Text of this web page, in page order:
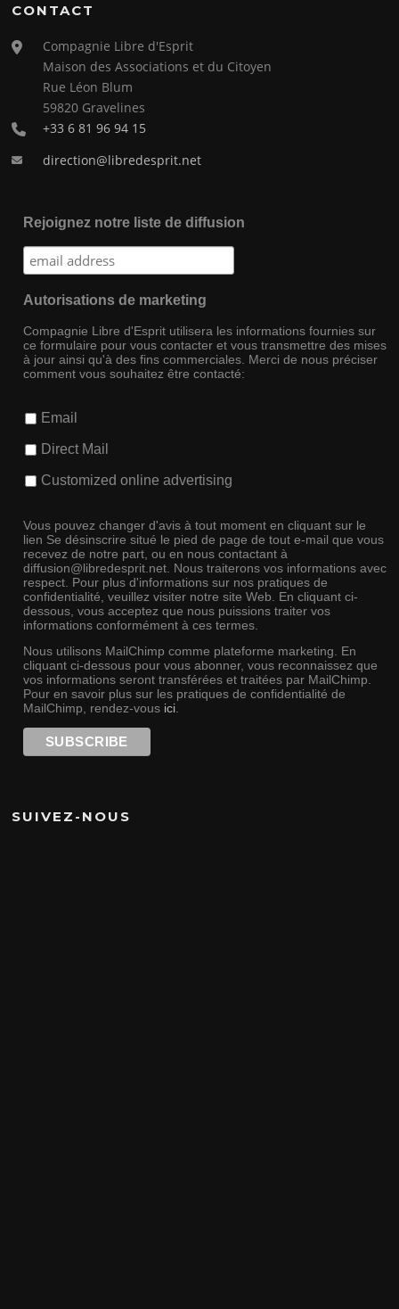
CONTACT
Compagnie Libre d'Esprit
Maison des Associations et du Citoyen
Rue Léon Blum
59820 Gravelines
+33 6 81 96 94 15
direction@libredesprit.net
Rejoignez notre liste de diffusion
Autorisations de marketing
Compagnie Libre d'Esprit utilisera les informations fournies sur
ce formulaire pour vous contacter et vous transmettre des mises
à jour ainsi qu'à des fins commerciales. Merci de nous préciser
comment vous souhaitez être contacté:
Email
Direct Mail
Customized online advertising
Vous pouvez changer d'avis à tout moment en cliquant sur le
lien Se désinscrire situé le pied de page de tout e-mail que vous
recevez de notre part, ou en nous contactant à
diffusion@libredesprit.net. Nous traiterons vos informations avec
respect. Pour plus d'informations sur nos pratiques de
confidentialité, veuillez visiter notre site Web. En cliquant ci-
dessous, vous acceptez que nous puissions traiter vos
informations conformément à ces termes.
Nous utilisons MailChimp comme plateforme marketing. En
cliquant ci-dessous pour vous abonner, vous reconnaissez que
vos informations seront transférées et traitées par MailChimp.
Pour en savoir plus sur les pratiques de confidentialité de
MailChimp, rendez-vous ici.
SUIVEZ-NOUS